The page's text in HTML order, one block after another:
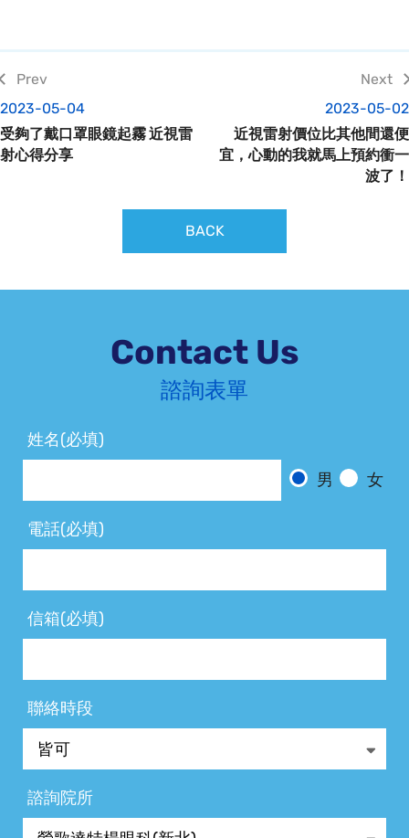
2023-05-04
受夠了戴口罩眼鏡起霧 近視雷
射心得分享
2023-05-02
近視雷射價位比其他間還便
宜，心動的我就馬上預約衝一
波了！
BACK
Contact Us
諮詢表單
姓名(必填)
男
女
電話(必填)
信箱(必填)
聯絡時段
諮詢院所